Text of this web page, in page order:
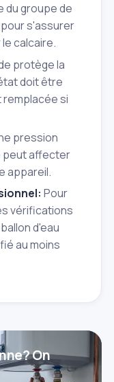
du groupe de
s'assurer
calcaire.
protège la
doit être
remplacée si
pression
peut affecter
appareil.
Pour
vérifications
d'eau
au moins
On